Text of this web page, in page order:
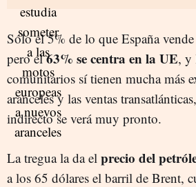
Sólo el 5% de lo que España
pero el63% se centra en la UE, y
comunitarios sí tienen mucha más
aranceles y las ventas
indirecto se verá muy pronto.
La tregua la da el precio del
a los 65 dólares el barril de Brent,